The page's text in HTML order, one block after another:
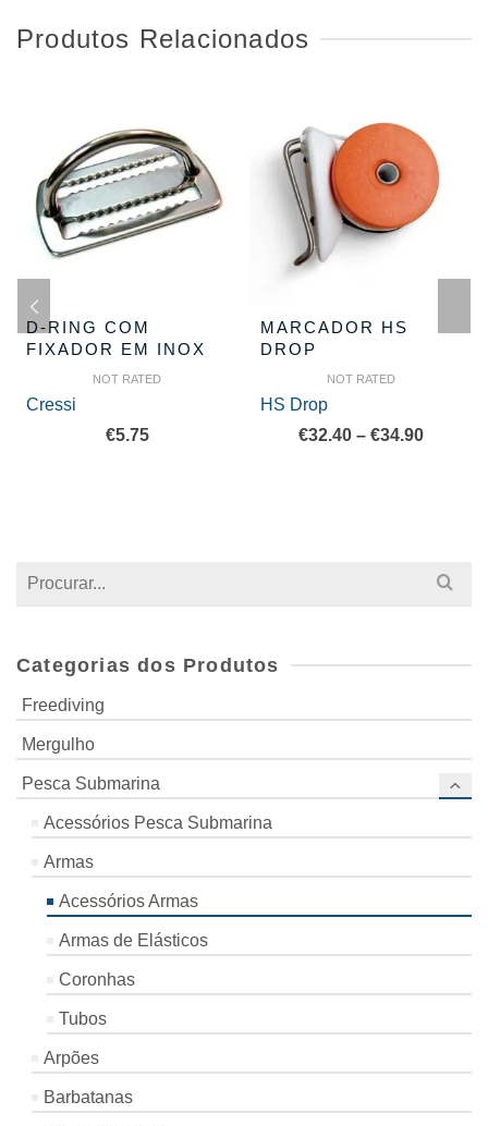
Produtos Relacionados
D-RING COM
FIXADOR EM INOX
NOT RATED
Cressi
€5.75
MARCADOR HS
DROP
NOT RATED
HS Drop
€32.40 – €34.90Price
Search
Categorias dos Produtos
Freediving
Mergulho
Pesca Submarina
Acessórios Pesca Submarina
Armas
Acessórios Armas
Armas de Elásticos
Coronhas
Tubos
Arpões
Barbatanas